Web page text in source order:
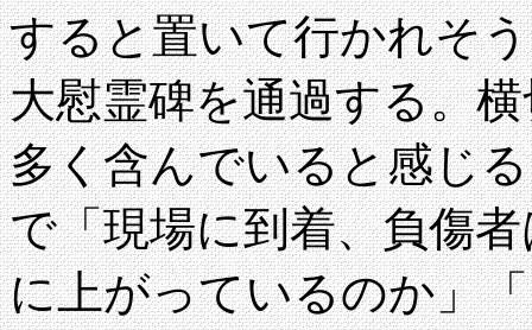
すると置いて行かれそ
大慰霊碑を通過する。
多く含んでいると感じ
で「現場に到着、負傷
に上がっているのか」